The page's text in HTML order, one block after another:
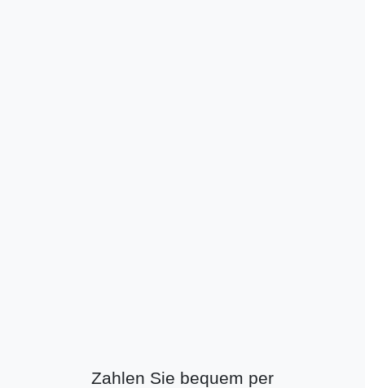
Zahlen Sie bequem per